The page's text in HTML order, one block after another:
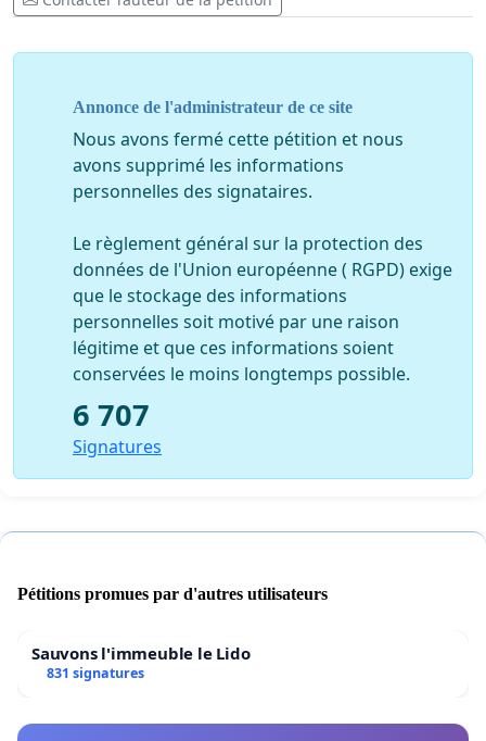
Annonce de l'administrateur de ce site
Nous avons fermé cette pétition et nous
avons supprimé les informations
personnelles des signataires.
Le règlement général sur la protection des
données de l'Union européenne ( RGPD) exige
que le stockage des informations
personnelles soit motivé par une raison
légitime et que ces informations soient
conservées le moins longtemps possible.
6 707
Signatures
Pétitions promues par d'autres utilisateurs
Sauvons l'immeuble le Lido
831 signatures